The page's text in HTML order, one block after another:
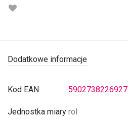
Dodatkowe informacje
Kod EAN 5902738226927
Jednostka miary rol